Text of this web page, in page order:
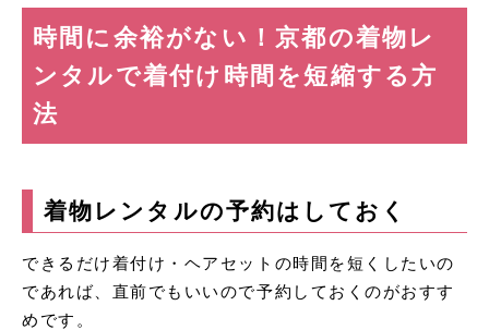
時間に余裕がない！京都の着物レ
ンタルで着付け時間を短縮する方
法
着物レンタルの予約はしておく
できるだけ着付け・ヘアセットの時間を短くしたいの
であれば、直前でもいいので予約しておくのがおすす
めです。